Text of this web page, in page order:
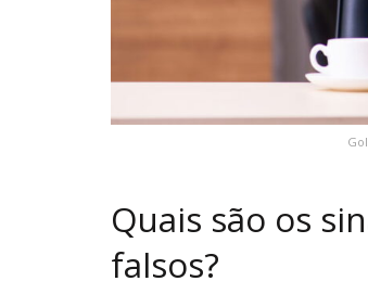
Quais são os
falsos?